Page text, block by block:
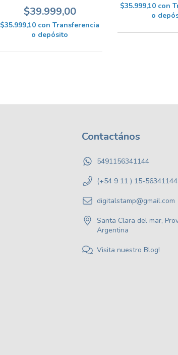
$39.999,00
$35.999,10 con Transferencia
o depósito
$35.999,10 con
o
Contactános
5491156341144
(+54 9 11 ) 15-56341144
digitalstamp@gmail.com
Santa Clara del mar,
Argentina
Visita nuestro Blog!